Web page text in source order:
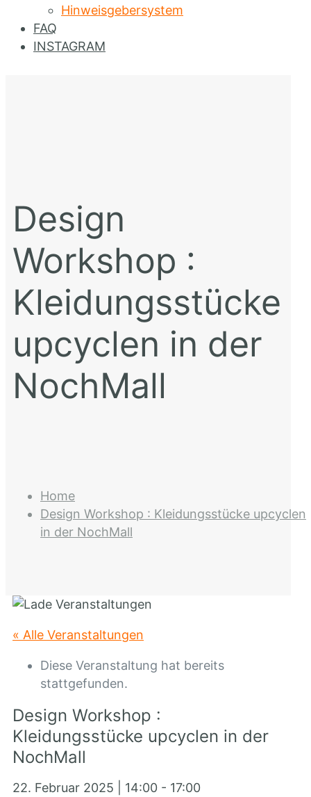
Hinweisgebersystem
FAQ
INSTAGRAM
Design
Workshop :
Kleidungsstücke
upcyclen in der
NochMall
Home
Design Workshop : Kleidungsstücke upcyclen
in der NochMall
« Alle Veranstaltungen
Diese Veranstaltung hat bereits
stattgefunden.
Design Workshop :
Kleidungsstücke upcyclen in der
NochMall
22. Februar 2025 | 14:00 - 17:00